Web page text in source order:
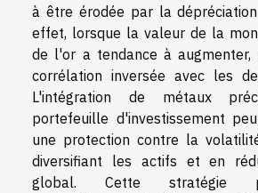
à être érodée par la
effet, lorsque la valeur de la
de l'or a tendance à augmenter,
corrélation inversée avec les
L'intégration de métaux
portefeuille d'investissement
une protection contre la
diversifiant les actifs et en
global. Cette stratégie